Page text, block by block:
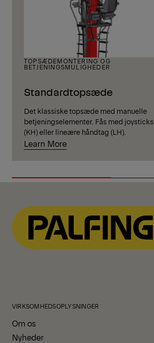
TOPSÆDEMONTERING OG
BETJENINGSMULIGHEDER
Standardtopsæde
Det klassiske topsæde med manuelle
betjeningselementer. Fås med joysticks
(KH) eller lineære håndtag (LH).
Learn More
VIRKSOMHEDSOPLYSNINGER
Om os
Nyheder